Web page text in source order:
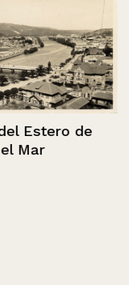
Estero de
Mar